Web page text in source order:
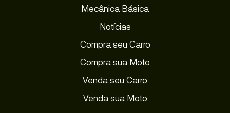
Mecânica Básica
Notícias
Compra seu Carro
Compra sua Moto
Venda seu Carro
Venda sua Moto